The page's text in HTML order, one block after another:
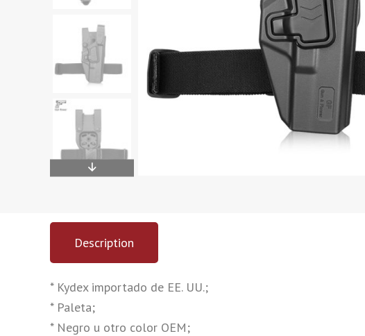
Description
* Kydex importado de EE. UU.;
* Paleta;
* Negro u otro color OEM;